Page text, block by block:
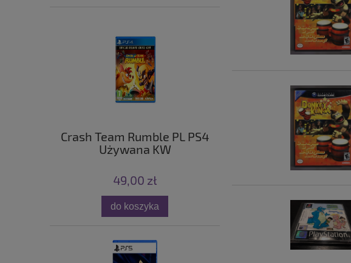
Crash Team Rumble PL PS4
Używana KW
49,00 zł
do koszyka